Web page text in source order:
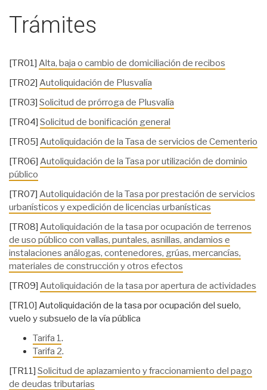
Trámites
[TR01] Alta, baja o cambio de domiciliación de recibos
[TR02] Autoliquidación de Plusvalía
[TR03] Solicitud de prórroga de Plusvalía
[TR04] Solicitud de bonificación general
[TR05] Autoliquidación de la Tasa de servicios de Cementerio
[TR06] Autoliquidación de la Tasa por utilización de dominio
público
[TR07] Autoliquidación de la Tasa por prestación de servicios
urbanísticos y expedición de licencias urbanísticas
[TR08] Autoliquidación de la tasa por ocupación de terrenos
de uso público con vallas, puntales, asnillas, andamios e
instalaciones análogas, contenedores, grúas, mercancías,
materiales de construcción y otros efectos
[TR09] Autoliquidación de la tasa por apertura de actividades
[TR10] Autoliquidación de la tasa por ocupación del suelo,
vuelo y subsuelo de la vía pública
Tarifa 1 .
Tarifa 2.
[TR11] Solicitud de aplazamiento y fraccionamiento del pago
de deudas tributarias